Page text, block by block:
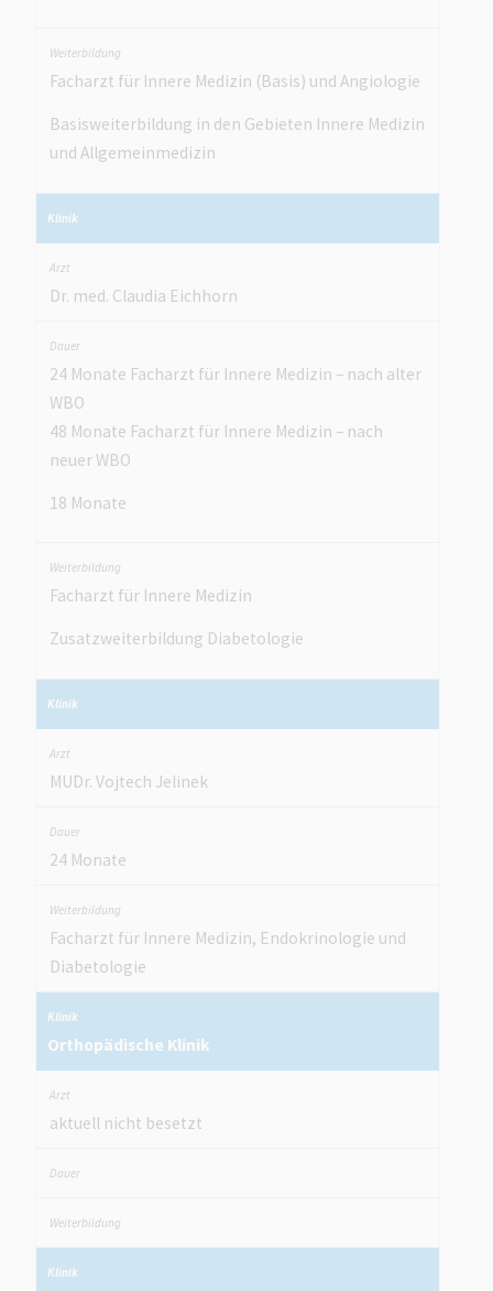
Facharzt für Innere Medizin (Basis) und Angiologie
Basisweiterbildung in den Gebieten Innere Medizin
und Allgemeinmedizin
Dr. med. Claudia Eichhorn
24 Monate Facharzt für Innere Medizin – nach alter
WBO
48 Monate Facharzt für Innere Medizin – nach
neuer WBO
18 Monate
Facharzt für Innere Medizin
Zusatzweiterbildung Diabetologie
MUDr. Vojtech Jelinek
24 Monate
Facharzt für Innere Medizin, Endokrinologie und
Diabetologie
Orthopädische Klinik
aktuell nicht besetzt